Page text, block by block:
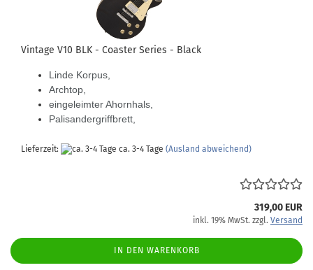
Vintage V10 BLK - Coaster Series - Black
Linde Korpus,
Archtop,
eingeleimter Ahornhals,
Palisandergriffbrett,
Lieferzeit: ca. 3-4 Tage (Ausland abweichend)
319,00 EUR
inkl. 19% MwSt. zzgl. Versand
IN DEN WARENKORB